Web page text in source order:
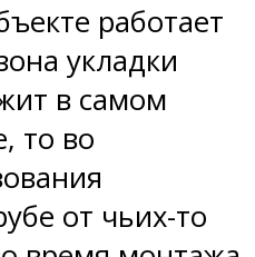
работает
укладки
в самом
то во
от чьих-то